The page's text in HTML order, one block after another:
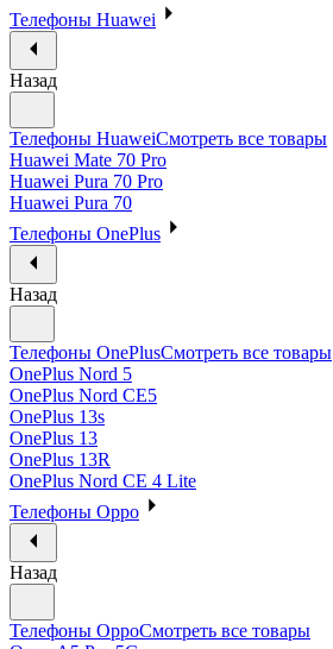
Телефоны Huawei
Назад
Телефоны HuaweiСмотреть все товары
Huawei Mate 70 Pro
Huawei Pura 70 Pro
Huawei Pura 70
Телефоны OnePlus
Назад
Телефоны OnePlusСмотреть все товары
OnePlus Nord 5
OnePlus Nord CE5
OnePlus 13s
OnePlus 13
OnePlus 13R
OnePlus Nord CE 4 Lite
Телефоны Oppo
Назад
Телефоны OppoСмотреть все товары